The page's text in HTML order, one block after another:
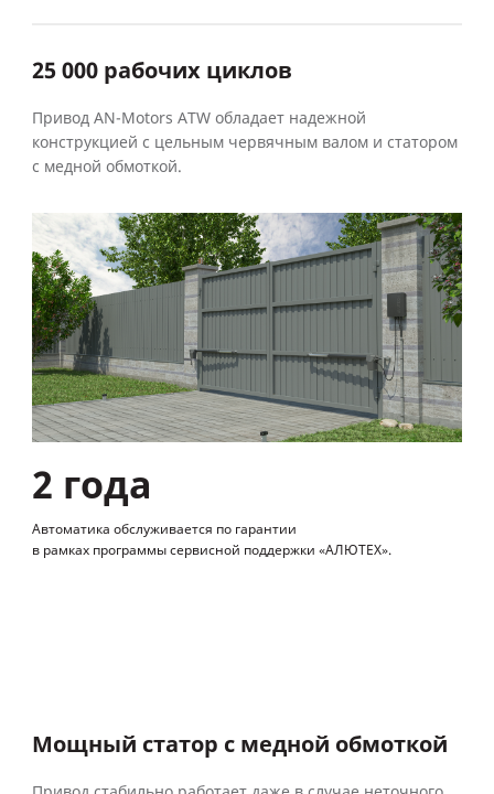
2 года
Автоматика обслуживается по гарантии
в рамках программы сервисной поддержки «АЛЮТЕХ».
25 000 рабочих циклов
Привод AN-Motors ATW обладает надежной
конструкцией с цельным червячным валом и статором
с медной обмоткой.
Мощный статор с медной обмоткой